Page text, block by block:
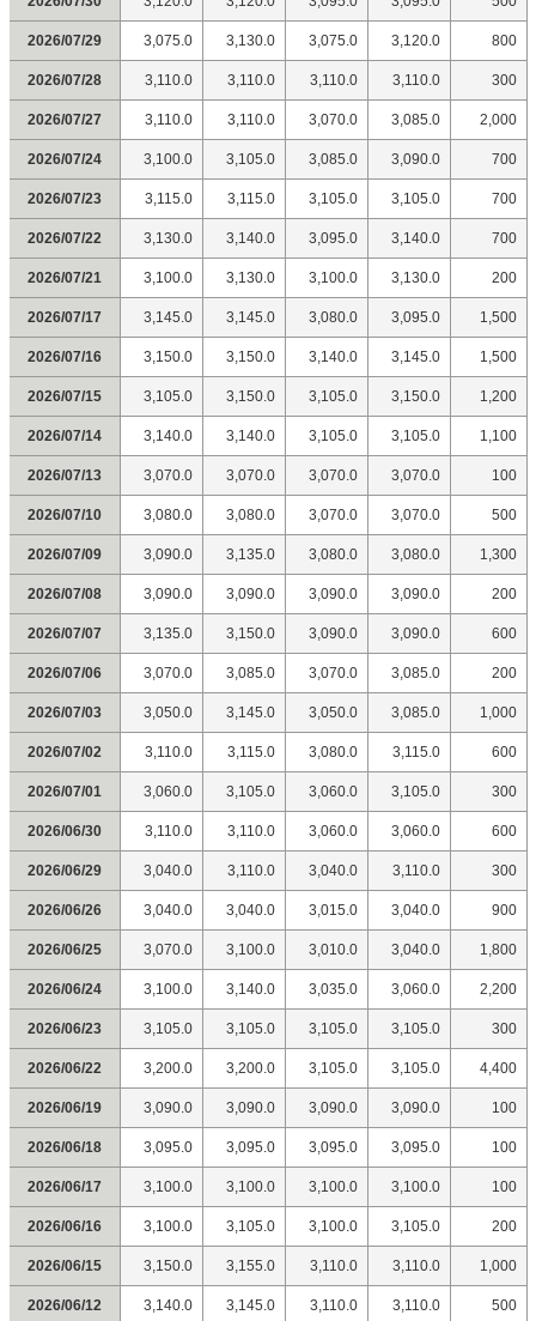
2026/07/29 3,075.0 3,130.0 3,075.0 3,120.0 800
2026/07/28 3,110.0 3,110.0 3,110.0 3,110.0 300
2026/07/27 3,110.0 3,110.0 3,070.0 3,085.0 2,000
2026/07/24 3,100.0 3,105.0 3,085.0 3,090.0 700
2026/07/23 3,115.0 3,115.0 3,105.0 3,105.0 700
2026/07/22 3,130.0 3,140.0 3,095.0 3,140.0 700
2026/07/21 3,100.0 3,130.0 3,100.0 3,130.0 200
2026/07/17 3,145.0 3,145.0 3,080.0 3,095.0 1,500
2026/07/16 3,150.0 3,150.0 3,140.0 3,145.0 1,500
2026/07/15 3,105.0 3,150.0 3,105.0 3,150.0 1,200
2026/07/14 3,140.0 3,140.0 3,105.0 3,105.0 1,100
2026/07/13 3,070.0 3,070.0 3,070.0 3,070.0 100
2026/07/10 3,080.0 3,080.0 3,070.0 3,070.0 500
2026/07/09 3,090.0 3,135.0 3,080.0 3,080.0 1,300
2026/07/08 3,090.0 3,090.0 3,090.0 3,090.0 200
2026/07/07 3,135.0 3,150.0 3,090.0 3,090.0 600
2026/07/06 3,070.0 3,085.0 3,070.0 3,085.0 200
2026/07/03 3,050.0 3,145.0 3,050.0 3,085.0 1,000
2026/07/02 3,110.0 3,115.0 3,080.0 3,115.0 600
2026/07/01 3,060.0 3,105.0 3,060.0 3,105.0 300
2026/06/30 3,110.0 3,110.0 3,060.0 3,060.0 600
2026/06/29 3,040.0 3,110.0 3,040.0 3,110.0 300
2026/06/26 3,040.0 3,040.0 3,015.0 3,040.0 900
2026/06/25 3,070.0 3,100.0 3,010.0 3,040.0 1,800
2026/06/24 3,100.0 3,140.0 3,035.0 3,060.0 2,200
2026/06/23 3,105.0 3,105.0 3,105.0 3,105.0 300
2026/06/22 3,200.0 3,200.0 3,105.0 3,105.0 4,400
2026/06/19 3,090.0 3,090.0 3,090.0 3,090.0 100
2026/06/18 3,095.0 3,095.0 3,095.0 3,095.0 100
2026/06/17 3,100.0 3,100.0 3,100.0 3,100.0 100
2026/06/16 3,100.0 3,105.0 3,100.0 3,105.0 200
2026/06/15 3,150.0 3,155.0 3,110.0 3,110.0 1,000
2026/06/12 3,140.0 3,145.0 3,110.0 3,110.0 500